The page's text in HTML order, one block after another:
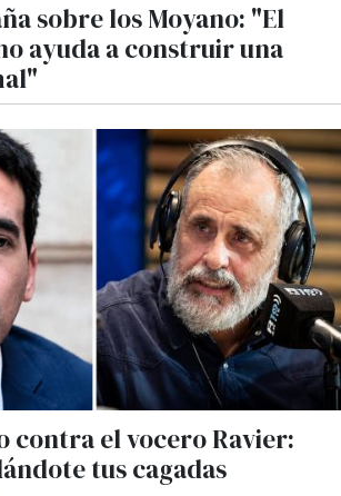
sobre los Moyano: "El
ayuda a construir una
contra el vocero Ravier:
tus cagadas